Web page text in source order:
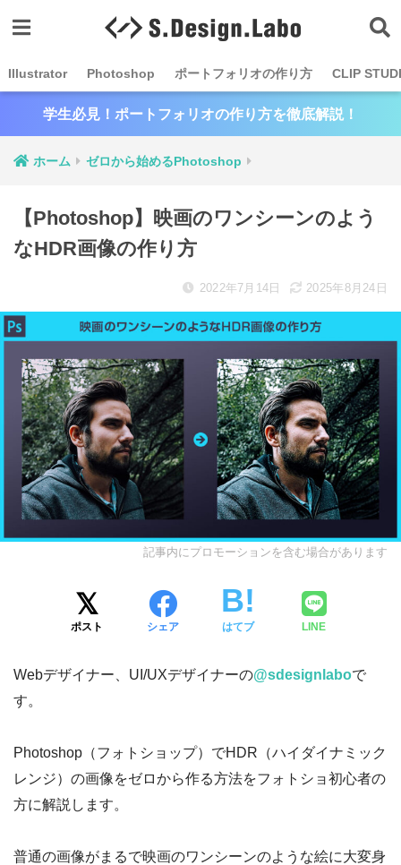
Illustrator Photoshop ポートフォリオの作り方 CLIP
学生必見！ポートフォリオの作り方を徹底解説！
ホーム ゼロから始めるPhotoshop
【Photoshop】映画のワンシーンのよう
なHDR画像の作り方
2022年7月14日 2025年8月24日
記事内にプロモーションを含む場合があります
ポスト シェア はてブ LINE
Webデザイナー、UI/UXデザイナーの@sdesignlaboで
す。
Photoshop（フォトショップ）でHDR（ハイダイナミック
レンジ）の画像をゼロから作る方法をフォトショ初心者の
方に解説します。
普通の画像がまるで映画のワンシーンのような絵に大変身